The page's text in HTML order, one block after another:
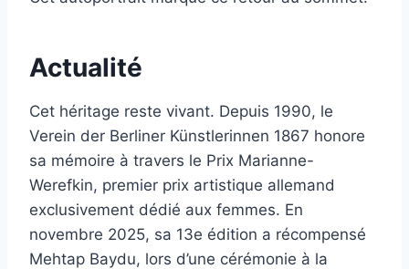
Actualité
Cet héritage reste vivant. Depuis 1990, le
Verein der Berliner Künstlerinnen 1867 honore
sa mémoire à travers le Prix Marianne-
Werefkin, premier prix artistique allemand
exclusivement dédié aux femmes. En
novembre 2025, sa 13e édition a récompensé
Mehtap Baydu, lors d’une cérémonie à la